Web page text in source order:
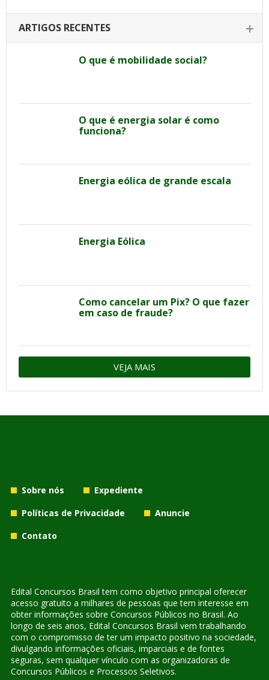
ARTIGOS RECENTES
O que é mobilidade social?
O que é energia solar é como
funciona?
Energia eólica de grande escala
Energia Eólica
Como cancelar um Pix? O que fazer
em caso de fraude?
VEJA MAIS
Sobre nós
Expediente
Políticas de Privacidade
Anuncie
Contato
Edital Concursos Brasil tem como objetivo principal oferecer
acesso gratuito a milhares de pessoas que tem interesse em
obter informações sobre Concursos Públicos no Brasil. Ao
longo de seis anos, Edital Concursos Brasil vem trabalhando
com o compromisso de ter um impacto positivo na sociedade,
divulgando informações oficiais, imparciais e de fontes
seguras, sem qualquer vínculo com as organizadoras de
Concursos Públicos e Processos Seletivos.